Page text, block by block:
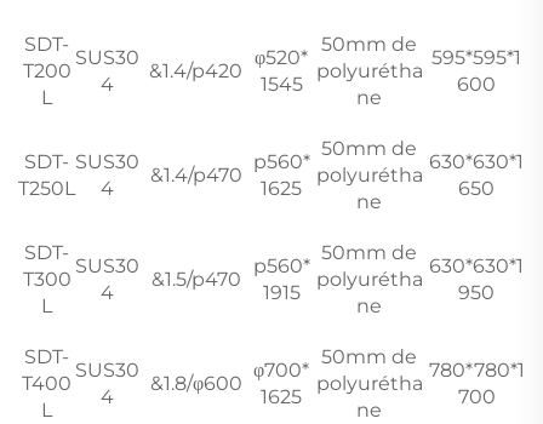
SDT-
T200
L
SUS30
4
&1.4/p420
φ520*
1545
50mm de
polyurétha
ne
595*595*1
600
SDT-
T250L
SUS30
4
&1.4/p470
p560*
1625
50mm de
polyurétha
ne
630*630*1
650
SDT-
T300
L
SUS30
4
&1.5/p470
p560*
1915
50mm de
polyurétha
ne
630*630*1
950
SDT-
T400
L
SUS30
4
&1.8/φ600
φ700*
1625
50mm de
polyurétha
ne
780*780*1
700